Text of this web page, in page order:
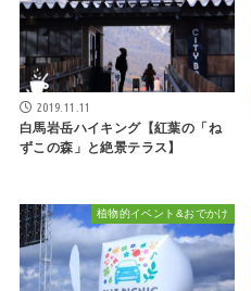
2019.11.11
白馬岩岳ハイキング【紅葉の「ね
ずこの森」と絶景テラス】
植物的イベント&おでかけ